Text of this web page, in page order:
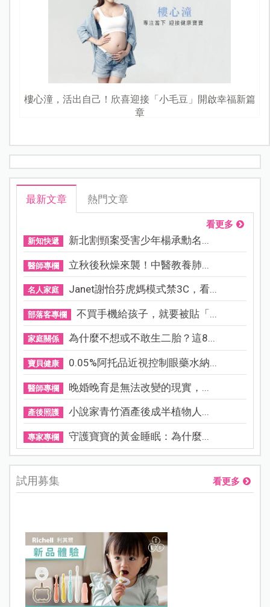
樓心潼，活出自己！欣喜迎接「小毛豆」開啟幸福新篇
章
最新文章 熱門文章
看更多
新知快遞 新北割頸案受害少年楊承勳名...
醫師專欄 立秋後秋燥來襲！中醫教養肺...
名人家庭 Janet謝怡芬虎媽模式禁3C，看...
部落客專欄 不買手機給孩子，就要被貼「...
家庭關係 為什麼不想或不敢生二胎？這8...
寶貝健康 0.05%阿托品近視控制眼藥水納...
醫師專欄 晚婚晚育是無法改變的現實，...
產後照護 小說家青竹酒產後成半植物人...
專家專欄 守護寶寶的黃金睡眠：為什麼...
試用募集 看更多